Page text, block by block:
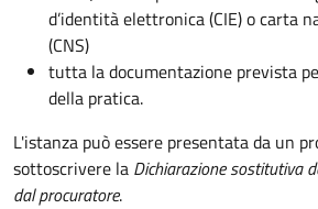
d’identità elettronica (CIE) o carta
(CNS)
tutta la documentazione prevista
della pratica.
L'istanza può essere presentata da un
sottoscrivere la Dichiarazione sostitutiva
dal procuratore.